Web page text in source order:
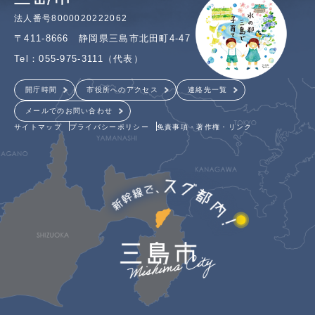
法人番号8000020222062
〒411-8666 静岡県三島市北田町4-47
Tel：055-975-3111（代表）
開庁時間 市役所へのアクセス 連絡先一覧
メールでのお問い合わせ
サイトマップ プライバシーポリシー 免責事項・著作権・リンク